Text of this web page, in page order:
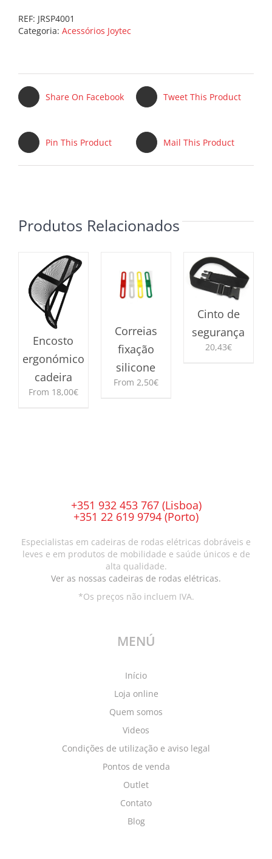
viagem
cadeira
REF: JRSP4001
Categoria: Acessórios Joytec
Share On Facebook Tweet This Product
Pin This Product Mail This Product
Produtos Relacionados
Encosto
ergonómico
cadeira
From 18,00€
chosen
the
product
Correias
fixação
silicone
From 2,50€
be
chosen
on
product
page
Cinto de
segurança
20,43€
+351 932 453 767 (Lisboa)
+351 22 619 9794 (Porto)
Especialistas em cadeiras de rodas elétricas dobráveis e
leves e em produtos de mobilidade e saúde únicos e de
alta qualidade.
Ver as nossas cadeiras de rodas elétricas.
*Os preços não incluem IVA.
MENÚ
Início
Loja online
Quem somos
Videos
Condições de utilização e aviso legal
Pontos de venda
Outlet
Contato
Blog